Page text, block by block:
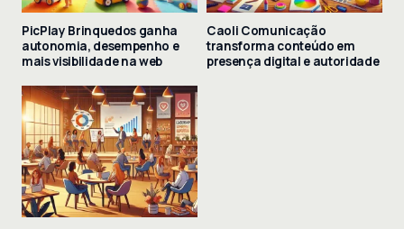
PicPlay Brinquedos ganha
autonomia, desempenho e
mais visibilidade na web
Caoli Comunicação
transforma conteúdo em
presença digital e autoridade